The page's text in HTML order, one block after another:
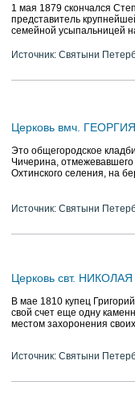
1 мая 1879 скончался
представитель
семейной усыпальницей
Источник: Святыни
Церковь вмч.
Это общегородское
Чичерина, отмежевавшего
Охтинского селения, на
Источник: Святыни
Церковь свт.
В мае 1810 купец
свой счет еще одну
местом захоронения
Источник: Святыни